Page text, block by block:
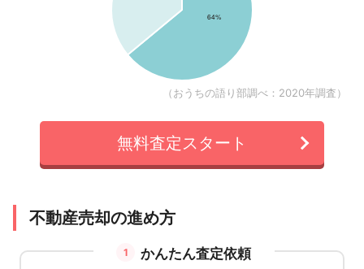
（おうちの語り部調べ：2020年調査）
無料査定スタート
不動産売却の進め方
1
かんたん査定依頼